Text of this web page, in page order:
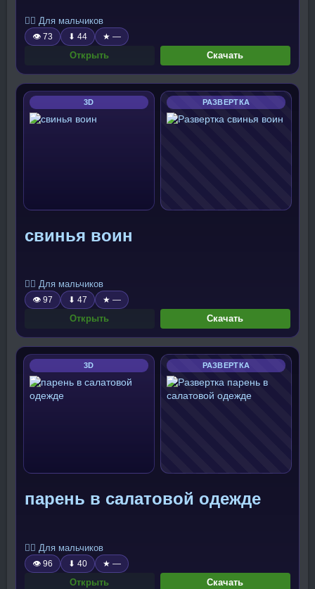
🧍‍♂️ Для мальчиков
👁 73 ⬇ 44 ★ —
Открыть Скачать
3D РАЗВЕРТКА
свинья воин
🧍‍♂️ Для мальчиков
👁 97 ⬇ 47 ★ —
Открыть Скачать
3D РАЗВЕРТКА
парень в салатовой одежде
🧍‍♂️ Для мальчиков
👁 96 ⬇ 40 ★ —
Открыть Скачать